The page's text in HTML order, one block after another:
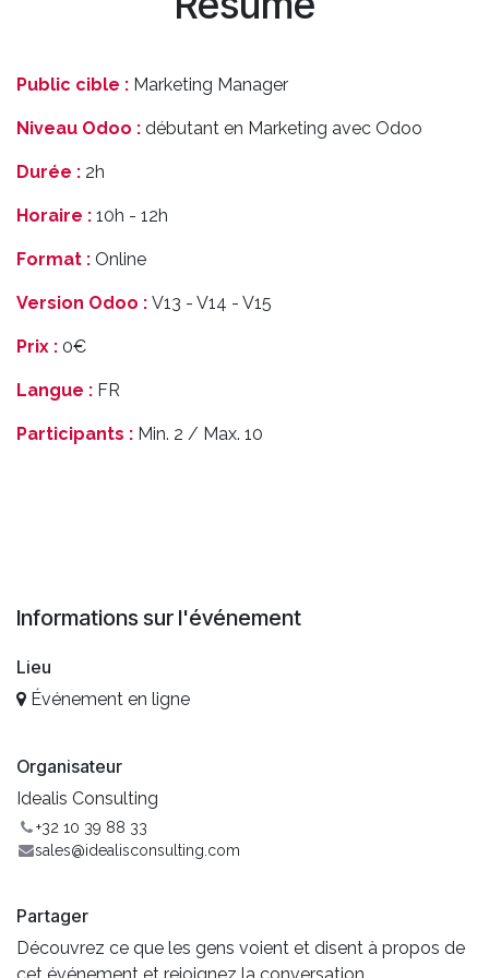
Public cible : Marketing Manager
Niveau Odoo : débutant en Marketing avec Odoo
Durée : 2h
Horaire : 10h - 12h
Format : Online
Version Odoo : V13 - V14 - V15
Prix : 0€
Langue : FR
Participants : Min. 2 / Max. 10
Informations sur l'événement
Lieu
Événement en ligne
Organisateur
Idealis Consulting
+32 10 39 88 33
sales@idealisconsulting.com
Partager
Découvrez ce que les gens voient et disent à propos de